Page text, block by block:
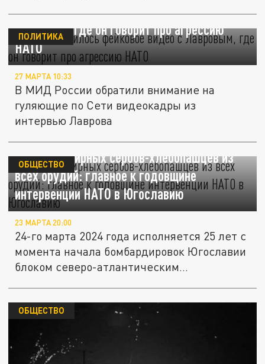
В Сети появилось фейковое видео с
Лавровым, где он говорит про агрессию
НАТО
ПОЛИТИКА
27 МАРТА 10:33
В МИД России обратили внимание на
гуляющие по Сети видеокадры из
интервью Лаврова
Утюжили мирных сербов-хлебопашцев из
всех орудий: главное к годовщине
интервенции НАТО в Югославию
ОБЩЕСТВО
23 МАРТА 20:00
24-го марта 2024 года исполняется 25 лет с
момента начала бомбардировок Югославии
блоком северо-атлантическим...
ОБЩЕСТВО